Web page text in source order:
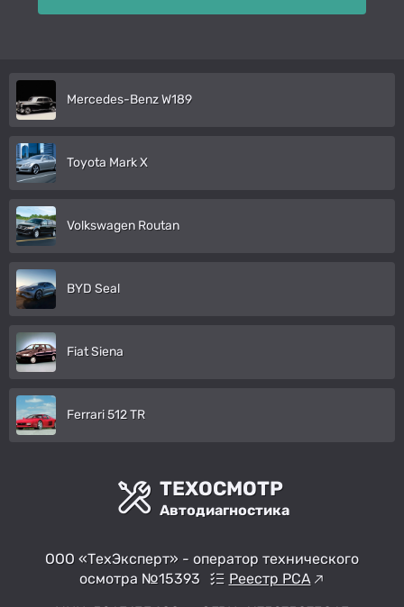
Mercedes-Benz W189
Toyota Mark X
Volkswagen Routan
BYD Seal
Fiat Siena
Ferrari 512 TR
ТЕХОСМОТР
Автодиагностика
ООО «ТехЭксперт» - оператор технического
осмотра №15393
Реестр РСА